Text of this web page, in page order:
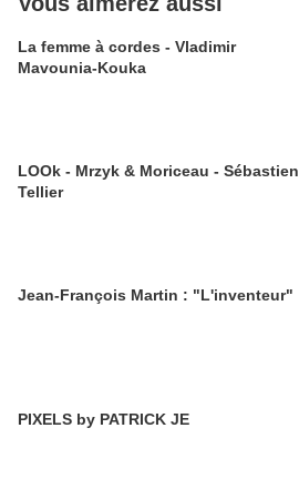
La femme à cordes - Vladimir
Mavounia-Kouka
LOOk - Mrzyk & Moriceau - Sébastien
Tellier
Jean-François Martin : "L'inventeur"
PIXELS by PATRICK JE